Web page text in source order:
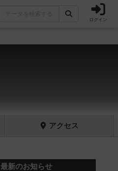
ログイン
アクセス
最新のお知らせ